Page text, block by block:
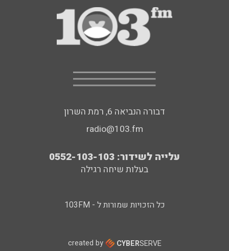
דבורה הנביאה 6, רמת השרון
radio@103.fm
עלייה לשידור: 0552-103-103
בעלות שיחה רגילה
כל הזכויות שמורות ל - 103FM
created by CYBERSERVE